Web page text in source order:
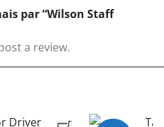
par “Wilson Staff
a review.